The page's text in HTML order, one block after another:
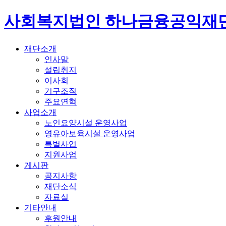
사회복지법인 하나금융공익재
재단소개
인사말
설립취지
이사회
기구조직
주요연혁
사업소개
노인요양시설 운영사업
영유아보육시설 운영사업
특별사업
지원사업
게시판
공지사항
재단소식
자료실
기타안내
후원안내